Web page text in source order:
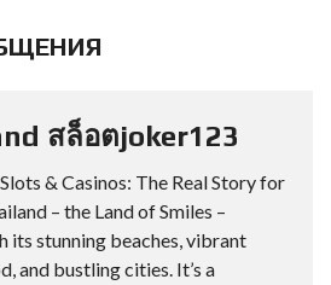
สล็อตjoker123
& Casinos: The Real Story for
– the Land of Smiles –
its stunning beaches, vibrant
and bustling cities. It’s a